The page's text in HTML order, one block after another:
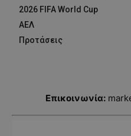
2026 FIFA World Cup
ΑΕΛ
Προτάσεις
Επικοινωνία: